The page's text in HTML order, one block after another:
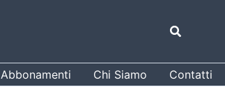
Cerca
Abbonamenti Chi Siamo Contatti